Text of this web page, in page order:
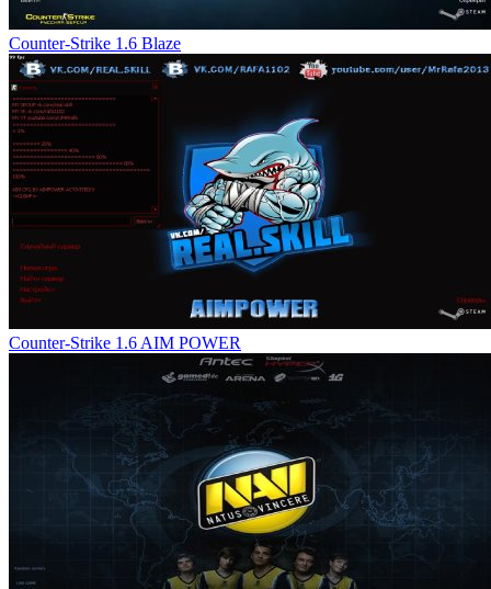
Counter-Strike 1.6 Blaze
Counter-Strike 1.6 AIM POWER